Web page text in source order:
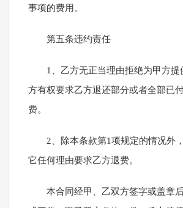
事项的费用。
第五条违约责任
1、乙方无正当理由拒绝为甲方提
方有权要求乙方退还部分或者全部已
费。
2、除本条款第1项规定的情况外
它任何理由要求乙方退费。
本合同经甲、乙双方签字或盖章